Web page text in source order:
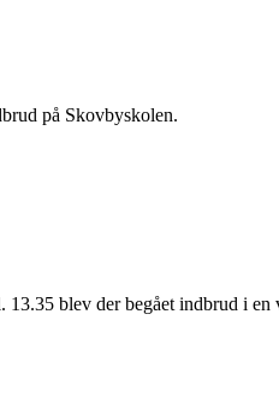
på Skovbyskolen.
blev der begået indbrud i